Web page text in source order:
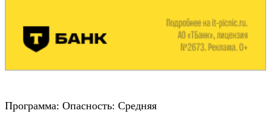
Программа: Опасность: Средняя